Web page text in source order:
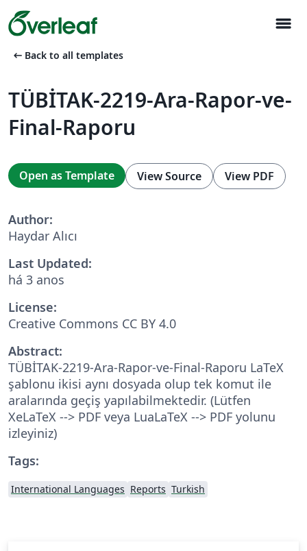
menu
arrow_left_alt Back to all templates
TÜBİTAK-2219-Ara-Rapor-ve-
Final-Raporu
Open as Template View Source View PDF
Author:
Haydar Alıcı
Last Updated:
há 3 anos
License:
Creative Commons CC BY 4.0
Abstract:
TÜBİTAK-2219-Ara-Rapor-ve-Final-Raporu LaTeX
şablonu ikisi aynı dosyada olup tek komut ile
aralarında geçiş yapılabilmektedir. (Lütfen
XeLaTeX --> PDF veya LuaLaTeX --> PDF yolunu
izleyiniz)
Tags:
International Languages Reports Turkish